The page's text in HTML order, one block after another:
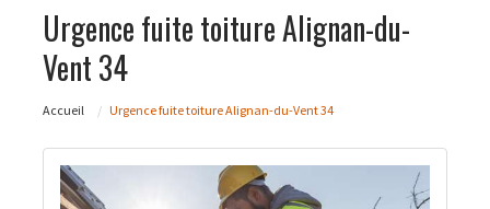
Urgence fuite toiture Alignan-du-
Vent 34
Accueil Urgence fuite toiture Alignan-du-Vent 34